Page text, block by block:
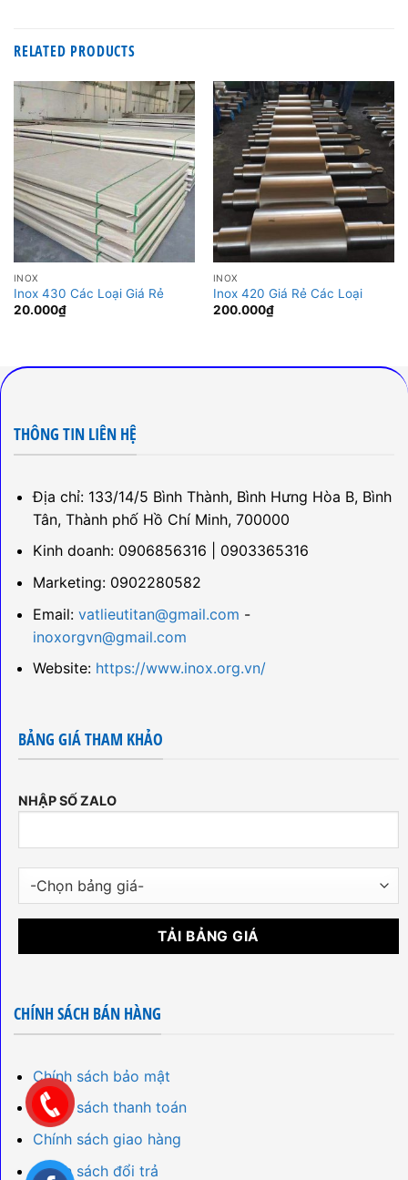
RELATED PRODUCTS
INOX
Inox 430 Các Loại Giá Rẻ
20.000₫
INOX
Inox 420 Giá Rẻ Các Loại
200.000₫
THÔNG TIN LIÊN HỆ
Địa chỉ: 133/14/5 Bình Thành, Bình Hưng Hòa B, Bình
Tân, Thành phố Hồ Chí Minh, 700000
Kinh doanh: 0906856316 | 0903365316
Marketing: 0902280582
Email: vatlieutitan@gmail.com -
inoxorgvn@gmail.com
Website: https://www.inox.org.vn/
BẢNG GIÁ THAM KHẢO
NHẬP SỐ ZALO
CHÍNH SÁCH BÁN HÀNG
Chính sách bảo mật
Chính sách thanh toán
Chính sách giao hàng
Chính sách đổi trả